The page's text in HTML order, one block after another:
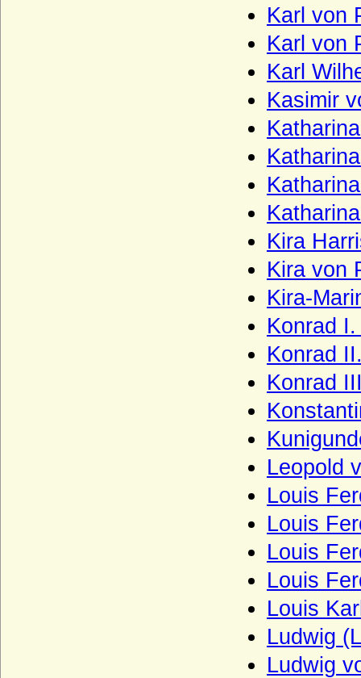
Karl von
Karl von
Karl
Kasimir
Kira
Kira von
Kira-
Konrad
Konrad
Konrad
Leopold
Louis
Louis
Louis
Louis
Louis
Ludwig
Ludwig